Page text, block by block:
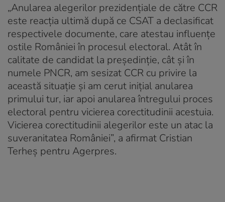
„Anularea alegerilor prezidenţiale de către CCR
este reacţia ultimă după ce CSAT a declasificat
respectivele documente, care atestau influenţe
ostile României în procesul electoral. Atât în
calitate de candidat la preşedinţie, cât şi în
numele PNCR, am sesizat CCR cu privire la
această situaţie şi am cerut iniţial anularea
primului tur, iar apoi anularea întregului proces
electoral pentru vicierea corectitudinii acestuia.
Vicierea corectitudinii alegerilor este un atac la
suveranitatea României”, a afirmat Cristian
Terheş pentru Agerpres.